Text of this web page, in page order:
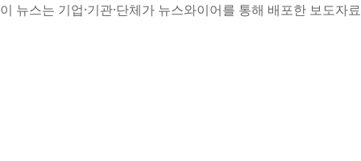
이 뉴스는 기업·기관·단체가 뉴스와이어를 통해 배포한 보도자